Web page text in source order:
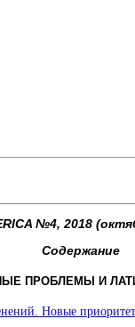
№4, 2018
Содержание
ПРОБЛЕМЫ И
Новые